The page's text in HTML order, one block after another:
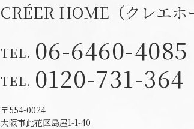
CRÉER HOME（クレエホ
06-6460-4085
0120-731-364
〒554-0024
大阪市此花区島屋1-1-40